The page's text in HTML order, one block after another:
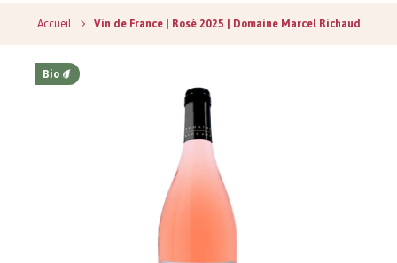
Accueil Vin de France | Rosé 2025 | Domaine Marcel Richaud
Bio